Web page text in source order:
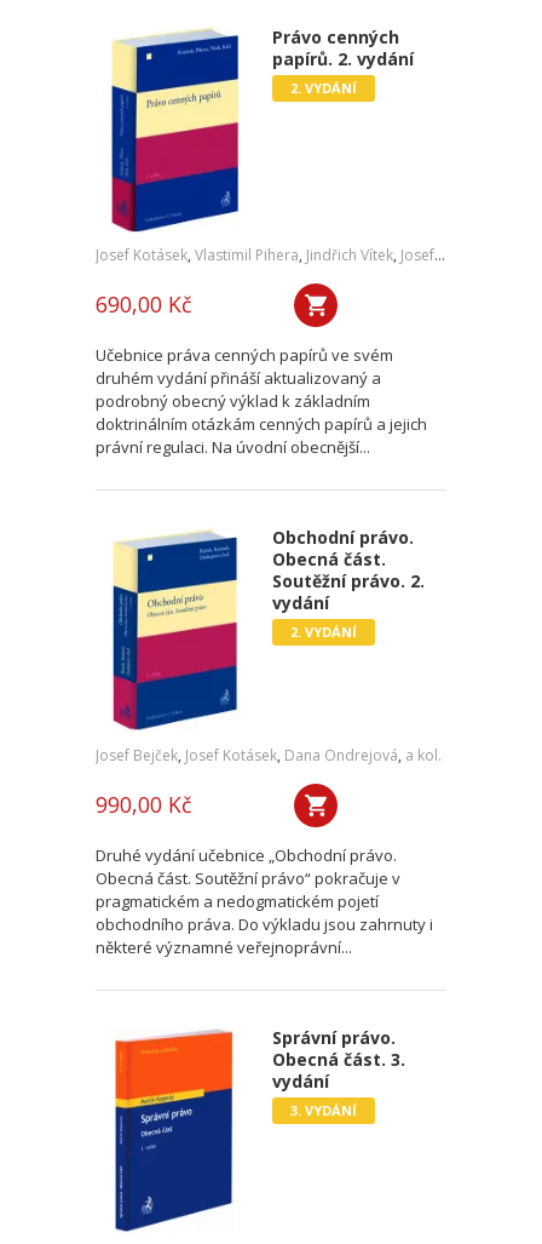
Právo cenných
papírů. 2. vydání
2. VYDÁNÍ
Josef Kotásek, Vlastimil Pihera, Jindřich Vítek, Josef Kříž
690,00 Kč
Učebnice práva cenných papírů ve svém
druhém vydání přináší aktualizovaný a
podrobný obecný výklad k základním
doktrinálním otázkám cenných papírů a jejich
právní regulaci. Na úvodní obecnější...
Obchodní právo.
Obecná část.
Soutěžní právo. 2.
vydání
2. VYDÁNÍ
Josef Bejček, Josef Kotásek, Dana Ondrejová, a kol.
990,00 Kč
Druhé vydání učebnice „Obchodní právo.
Obecná část. Soutěžní právo“ pokračuje v
pragmatickém a nedogmatickém pojetí
obchodního práva. Do výkladu jsou zahrnuty i
některé významné veřejnoprávní...
Správní právo.
Obecná část. 3.
vydání
3. VYDÁNÍ